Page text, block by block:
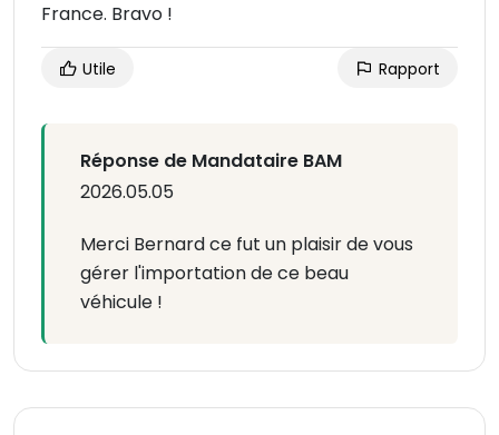
France. Bravo !
Utile Rapport
Réponse de Mandataire BAM
2026.05.05
Merci Bernard ce fut un plaisir de vous
gérer l'importation de ce beau
véhicule !